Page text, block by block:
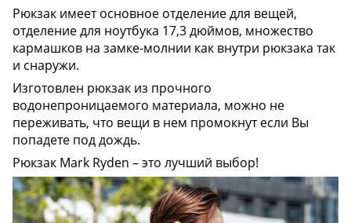
Рюкзак имеет основное отделение для вещей,
отделение для ноутбука 17,3 дюймов, множество
кармашков на замке-молнии как внутри рюкзака так
и снаружи.
Изготовлен рюкзак из прочного
водонепроницаемого материала, можно не
переживать, что вещи в нем промокнут если Вы
попадете под дождь.
Рюкзак Mark Ryden – это лучший выбор!